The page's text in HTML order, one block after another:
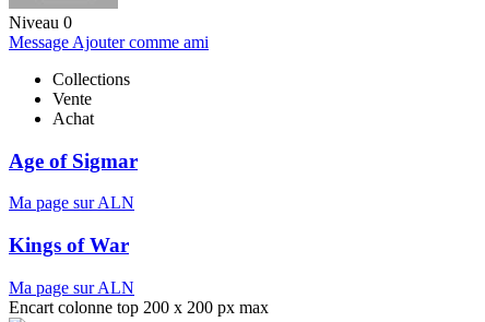
Niveau 0
Message Ajouter comme ami
Collections
Vente
Achat
Age of Sigmar
Ma page sur ALN
Kings of War
Ma page sur ALN
Encart colonne top 200 x 200 px max